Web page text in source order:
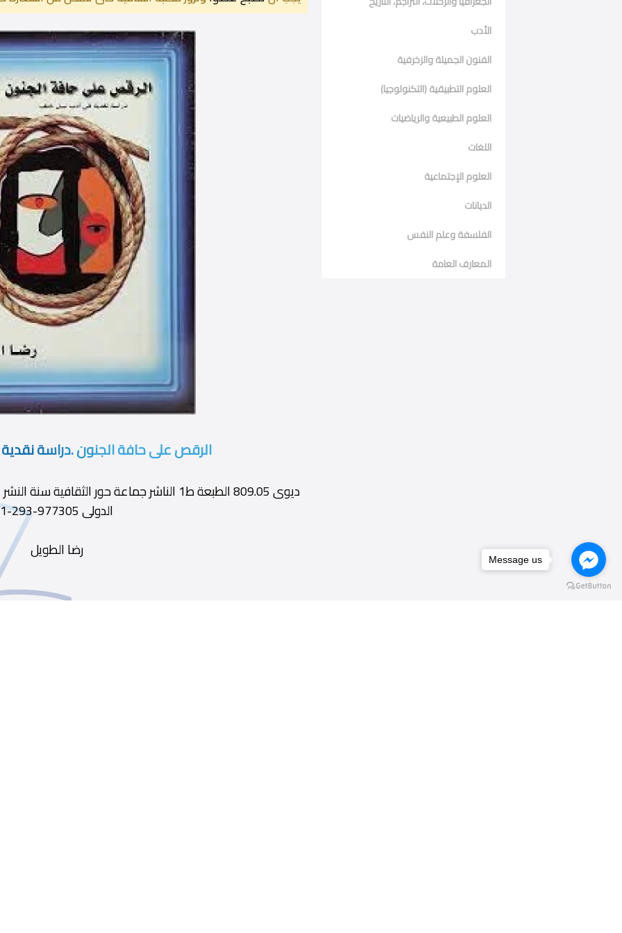
الأدب
الفنون الجميلة والزخرفية
العلوم التطبيقية (التكنولوجيا)
العلوم الطبيعية والرياضيات
اللغات
العلوم الإجتماعية
الديانات
الفلسفة وعلم النفس
المعارف العامة
الرقص على حافة الجنون .دراسة
الدولى 977305-293-1
رضا الطويل
Message us